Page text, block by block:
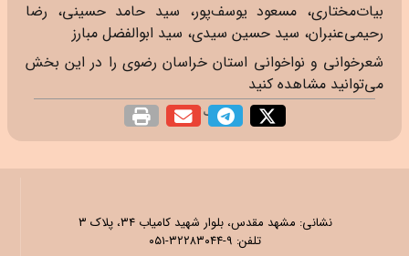
بیات‌مختاری، مسعود یوسف‌پور، سید حامد حسینی، رضا
رحیمی‌عنبران، سید حسین سیدی، سید ابوالفضل مبارز
شعرخوانی و نواخوانی استان خراسان رضوی را در این بخش
می‌توانید مشاهده کنید
اشتراک گذاری
نشانی: مشهد مقدس، بلوار شهید کامیاب ۳۴، پلاک ۳
تلفن: ۹-۳۲۲۸۳۰۴۴-۰۵۱